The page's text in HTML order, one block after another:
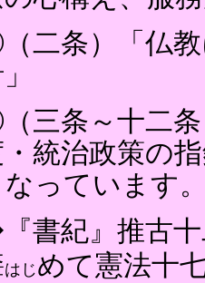
二条）「仏
三条～十二
・統治政策の
なっています
書紀』推古
はじめて憲法十